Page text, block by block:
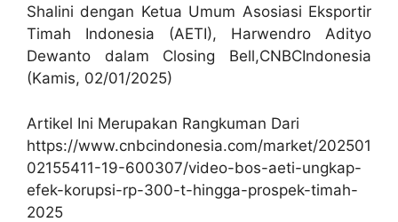
Shalini dengan Ketua Umum Asosiasi Eksportir
Timah Indonesia (AETI), Harwendro Adityo
Dewanto dalam Closing Bell,CNBCIndonesia
(Kamis, 02/01/2025)
Artikel Ini Merupakan Rangkuman Dari
https://www.cnbcindonesia.com/market/202501
02155411-19-600307/video-bos-aeti-ungkap-
efek-korupsi-rp-300-t-hingga-prospek-timah-
2025